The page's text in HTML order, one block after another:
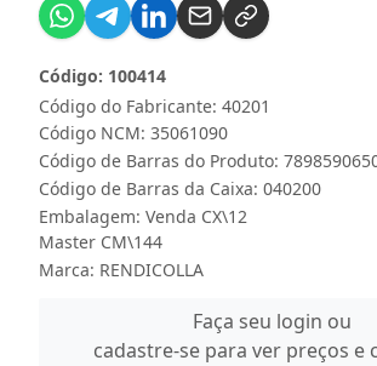
Código do Fabricante: 40201
Código: 100414
Código NCM: 35061090
Código de Barras do Produto:
Código de Barras da Caixa: 040200
Embalagem: Venda CX\12
Master CM\144
Marca: RENDICOLLA
Faça seu login ou
cadastre-se para ver preços e